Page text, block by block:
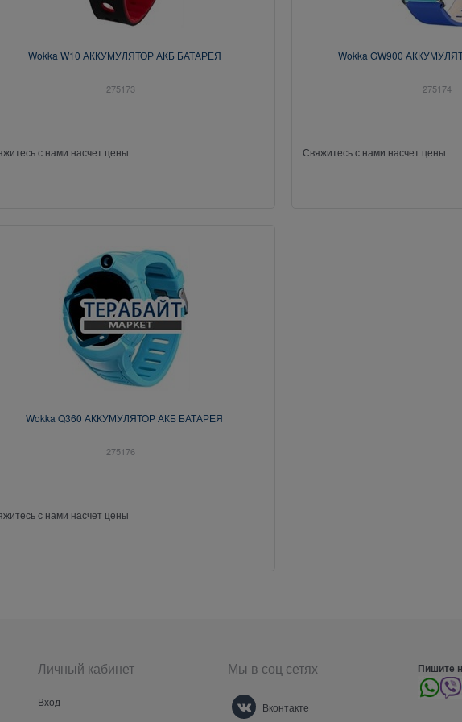
Wokka W10 АККУМУЛЯТОР АКБ БАТАРЕЯ
275173
с нами насчет цены
Wokka GW900
275174
Свяжитесь с нами насчет цены
Wokka Q360 АККУМУЛЯТОР АКБ БАТАРЕЯ
275176
с нами насчет цены
Личный кабинет
Вход
Мы в соц сетях
Вконтакте
Пишите